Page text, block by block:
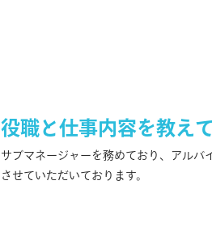
役職と仕事内容を教え
サブマネージャーを務めており、アルバ
させていただいております。